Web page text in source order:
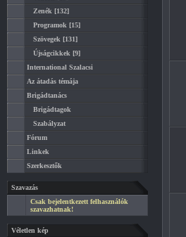
Zenék [132]
Programok [15]
Szövegek [131]
Újságcikkek [9]
International Szalacsi
Az átadás témája
Brigádtanács
Brigádtagok
Szabályzat
Fórum
Linkek
Szerkesztők
Szavazás
Csak bejelentkezett felhasználók
szavazhatnak!
Véletlen kép